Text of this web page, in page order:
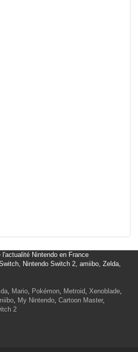
Nintendo en France
Nintendo Switch 2, amiibo, Zelda,
, Mario, Pokémon, Metroid, Xenoblade,
, My Nintendo, Cartoon Master,
2